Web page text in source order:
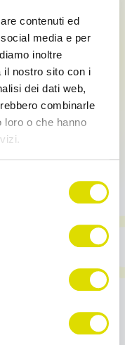
contenuti ed
media e per
inoltre
il nostro sito con i
dei dati web,
combinarle
loro o che hanno
cookie-
e i dati
clientil’azienda
informazioni
d’acquisto etc..)
di vendita,
l’intero